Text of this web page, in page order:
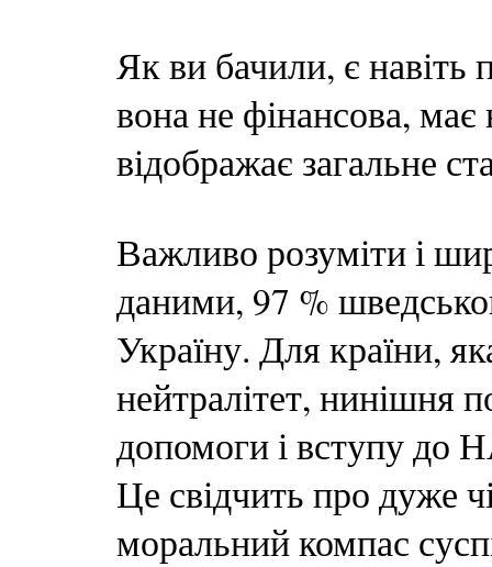
Як ви бачили, є навіть
вона не фінансова, має
відображає загальне
Важливо розуміти і
даними, 97 %
Україну. Для країни,
нейтралітет, нинішня
допомоги і вступу
Це свідчить про дуже
моральний компас